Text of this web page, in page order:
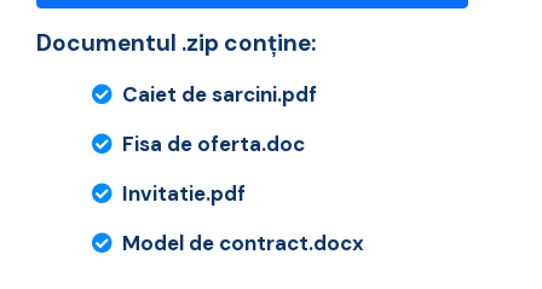
Documentul .zip conține:
Caiet de sarcini.pdf
Fisa de oferta.doc
Invitatie.pdf
Model de contract.docx